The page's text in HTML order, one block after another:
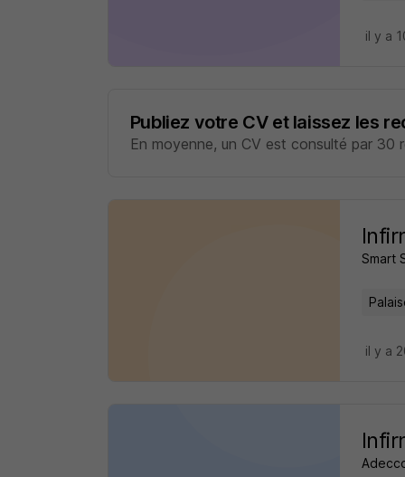
il y a
Publiez votre CV et laissez les
En moyenne, un CV est consulté par 30
Smart
il y a